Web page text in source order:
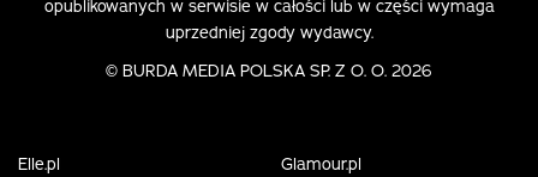
opublikowanych w serwisie w całości lub w części wymaga
uprzedniej zgody wydawcy.
© BURDA MEDIA POLSKA SP. Z O. O. 2026
Elle.pl
Glamour.pl